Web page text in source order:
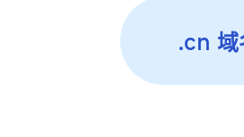
.cn 域